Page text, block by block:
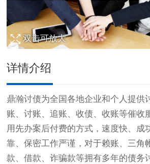
双击可放大
详情介绍
鼎瀚讨债为全国各地企业和个人提供
账、讨账、追账、收债、收账等催收
用先办案后付费的方式，速度快、成
靠、保密工作严谨，对于赖账、三角
款、借款、诈骗款等拥有多年的债务